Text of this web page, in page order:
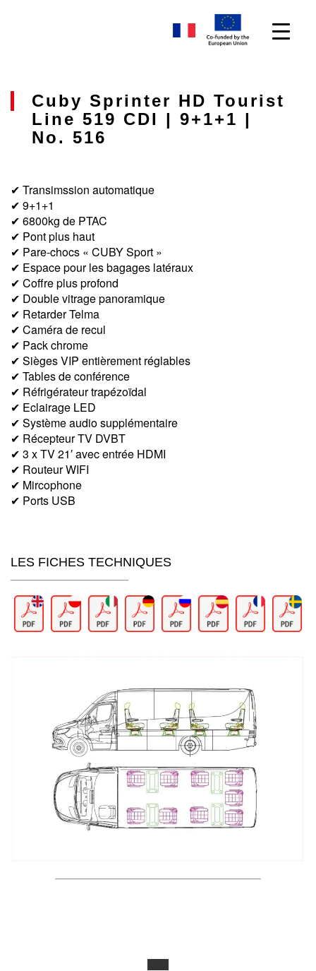
Cuby Sprinter HD Tourist
Line 519 CDI | 9+1+1 |
No. 516
✔ Transimssion automatique
✔ 9+1+1
✔ 6800kg de PTAC
✔ Pont plus haut
✔ Pare-chocs « CUBY Sport »
✔ Espace pour les bagages latéraux
✔ Coffre plus profond
✔ Double vitrage panoramique
✔ Retarder Telma
✔ Caméra de recul
✔ Pack chrome
✔ Sièges VIP entièrement réglables
✔ Tables de conférence
✔ Réfrigérateur trapézoïdal
✔ Eclairage LED
✔ Système audio supplémentaire
✔ Récepteur TV DVBT
✔ 3 x TV 21′ avec entrée HDMI
✔ Routeur WIFI
✔ Mircophone
✔ Ports USB
LES FICHES TECHNIQUES